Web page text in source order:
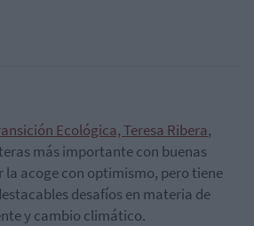
Ecológica, Teresa Ribera,
más importante con buenas
la acoge con optimismo, pero tiene
desafíos en materia de
y cambio climático.